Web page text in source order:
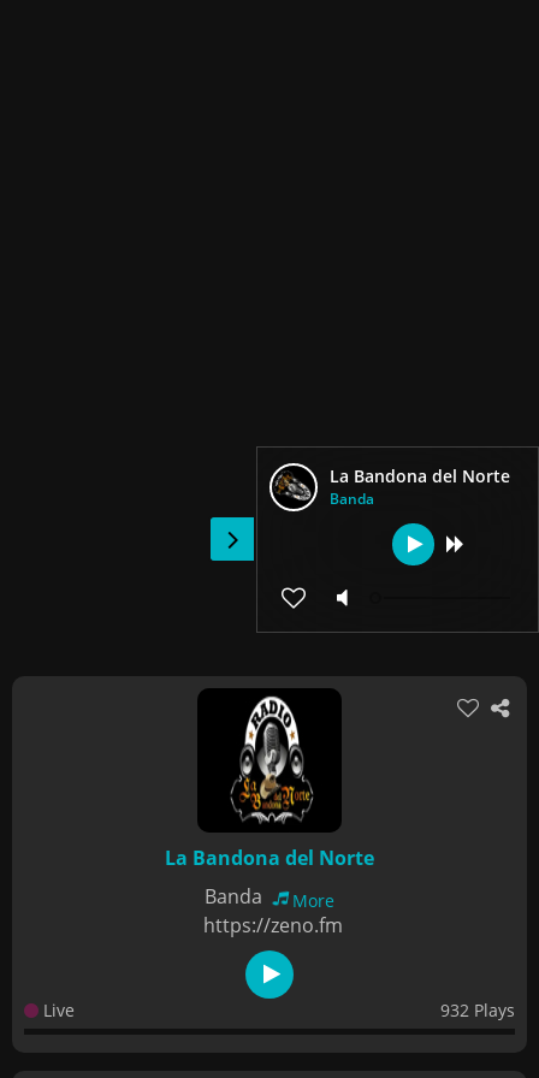
La Bandona del Norte
Banda
La Bandona del Norte
Banda
More
https://zeno.fm
Live 932 Plays